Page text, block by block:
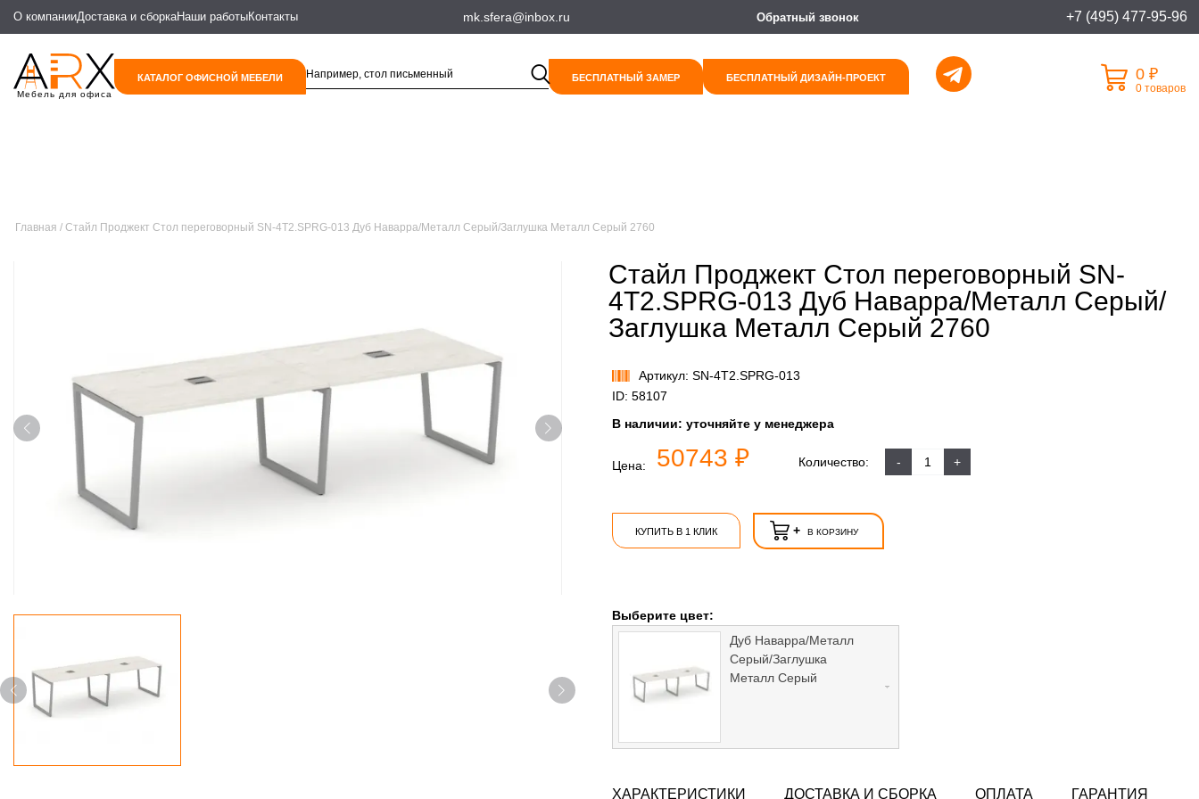
О компанииДоставка и сборкаНаши работыКонтакты mk.sfera@inbox.ru Обратный звонок +7 (495) 477-95-96
Мебель для офиса
КАТАЛОГ ОФИСНОЙ МЕБЕЛИ БЕСПЛАТНЫЙ ЗАМЕР БЕСПЛАТНЫЙ ДИЗАЙН-ПРОЕКТ 0 ₽
0 товаров
Главная Стайл Проджект Стол переговорный SN-4T2.SPRG-013 Дуб Наварра/Металл Серый/Заглушка Металл Серый 2760
Стайл Проджект Стол переговорный SN-
4T2.SPRG-013 Дуб Наварра/Металл Серый/
Заглушка Металл Серый 2760
Артикул: SN-4T2.SPRG-013
ID: 58107
В наличии:уточняйте у менеджера
Цена: 50743 ₽ Количество: - +
КУПИТЬ В 1 КЛИК + В КОРЗИНУ
Выберите цвет:
Дуб Наварра/Металл
Серый/Заглушка
Металл Серый
ХАРАКТЕРИСТИКИ ДОСТАВКА И СБОРКА ОПЛАТА ГАРАНТИЯ